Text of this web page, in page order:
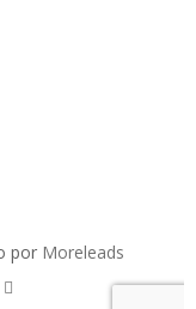
por Moreleads